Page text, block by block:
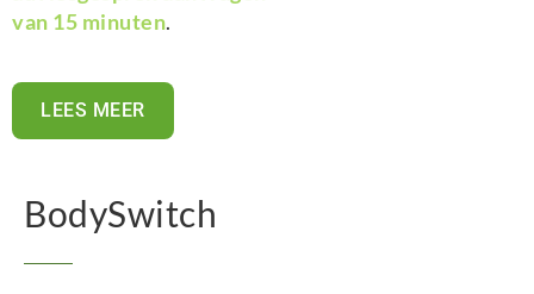
van 15 minuten.
LEES MEER
BodySwitch